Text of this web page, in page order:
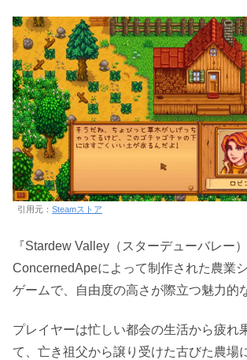
引用元： Steamストア
『Stardew Valley（スターデューバレー）
ConcernedApeによって制作された農業
ゲームで、自由度の高さが際立つ魅力的
プレイヤーは忙しい都会の生活から疲れ
て、亡き祖父から譲り受けた古びた農場